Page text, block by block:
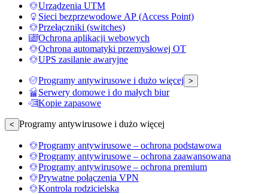
Urządzenia UTM
Sieci bezprzewodowe AP (Access Point)
Przełączniki (switches)
Ochrona aplikacji webowych
Ochrona automatyki przemysłowej OT
UPS zasilanie awaryjne
Programy antywirusowe i dużo więcej >
Serwery domowe i do małych biur
Kopie zapasowe
< Programy antywirusowe i dużo więcej
Programy antywirusowe – ochrona podstawowa
Programy antywirusowe – ochrona zaawansowana
Programy antywirusowe – ochrona premium
Prywatne połączenia VPN
Kontrola rodzicielska